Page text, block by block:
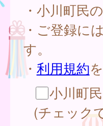
・小川町民
・ご登録に
す。
・ 利用規約
小川町
(チェック